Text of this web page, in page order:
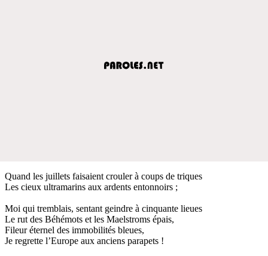
Quand les juillets faisaient crouler à coups de triques
Les cieux ultramarins aux ardents entonnoirs ;
Moi qui tremblais, sentant geindre à cinquante lieues
Le rut des Béhémots et les Maelstroms épais,
Fileur éternel des immobilités bleues,
Je regrette l’Europe aux anciens parapets !